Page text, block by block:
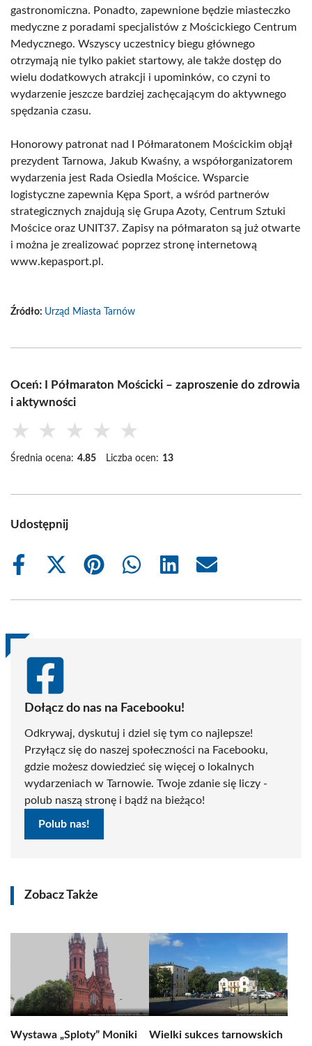
gastronomiczna. Ponadto, zapewnione będzie miasteczko
medyczne z poradami specjalistów z Mościckiego Centrum
Medycznego. Wszyscy uczestnicy biegu głównego
otrzymają nie tylko pakiet startowy, ale także dostęp do
wielu dodatkowych atrakcji i upominków, co czyni to
wydarzenie jeszcze bardziej zachęcającym do aktywnego
spędzania czasu.
Honorowy patronat nad I Półmaratonem Mościckim objął
prezydent Tarnowa, Jakub Kwaśny, a współorganizatorem
wydarzenia jest Rada Osiedla Mościce. Wsparcie
logistyczne zapewnia Kępa Sport, a wśród partnerów
strategicznych znajdują się Grupa Azoty, Centrum Sztuki
Mościce oraz UNIT37. Zapisy na półmaraton są już otwarte
i można je zrealizować poprzez stronę internetową
www.kepasport.pl.
Źródło: Urząd Miasta Tarnów
Oceń: I Półmaraton Mościcki – zaproszenie do zdrowia
i aktywności
★ ★ ★ ★ ★
Średnia ocena: 4.85 Liczba ocen: 13
Udostępnij
Share
Share
(Twitter)
Share
Share
Share
Share
Dołącz do nas na Facebooku!
Odkrywaj, dyskutuj i dziel się tym co najlepsze!
Przyłącz się do naszej społeczności na Facebooku,
gdzie możesz dowiedzieć się więcej o lokalnych
wydarzeniach w Tarnowie. Twoje zdanie się liczy -
polub naszą stronę i bądź na bieżąco!
Polub nas!
Zobacz Także
Wystawa „Sploty” Moniki Wielki sukces tarnowskich